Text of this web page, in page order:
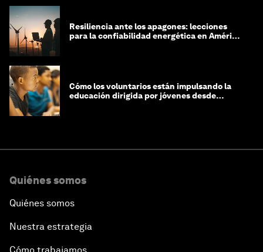
Resiliencia ante los apagones: lecciones
para la confiabilidad energética en América
Cómo los voluntarios están impulsando la
educación dirigida por jóvenes desde
Quiénes somos
Quiénes somos
Nuestra estrategia